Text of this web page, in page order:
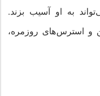
به او آسیب بزند.
و استرس‌های روزمره،